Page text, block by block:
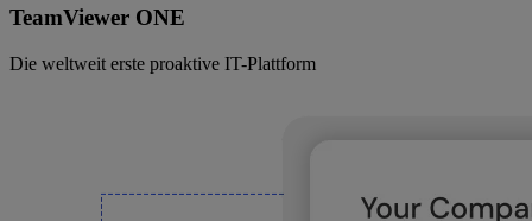
TeamViewer ONE
Die weltweit erste proaktive IT-Plattform